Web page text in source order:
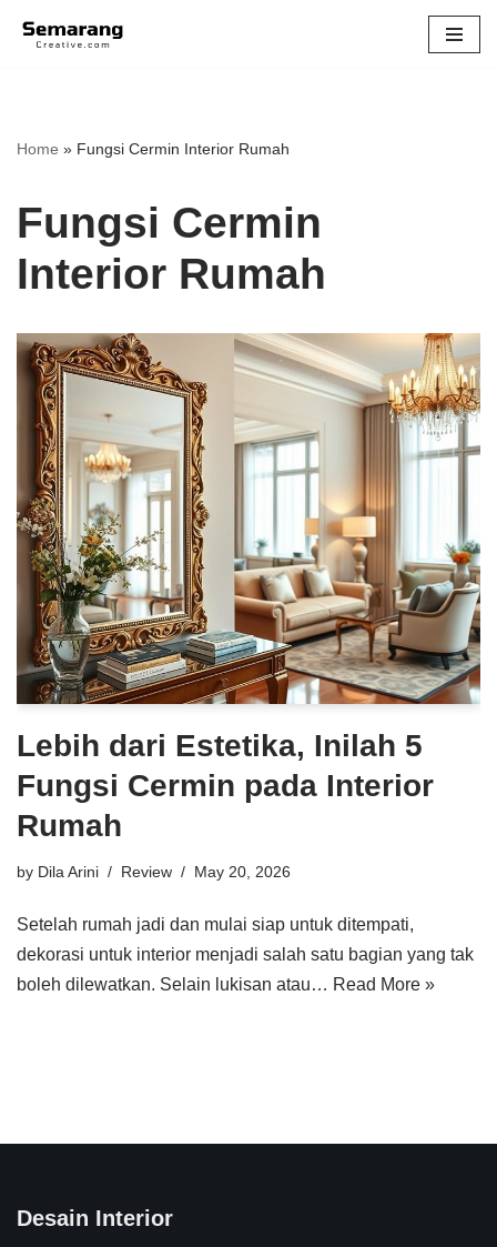
Home » Fungsi Cermin Interior Rumah
Fungsi Cermin
Interior Rumah
Lebih dari Estetika, Inilah 5
Fungsi Cermin pada Interior
Rumah
by Dila Arini Review May 20, 2026
Setelah rumah jadi dan mulai siap untuk ditempati,
dekorasi untuk interior menjadi salah satu bagian yang tak
boleh dilewatkan. Selain lukisan atau… Read More »
Desain Interior